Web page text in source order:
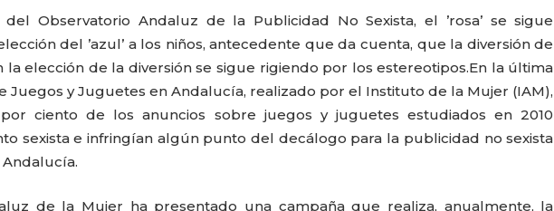
Observatorio Andaluz de la Publicidad No Sexista, el ’rosa’ se sigue
del ’azul’ a los niños, antecedente que da cuenta, que la diversión de
la elección de la diversión se sigue rigiendo por los estereotipos.En la última
Juegos y Juguetes en Andalucía, realizado por el Instituto de la Mujer (IAM),
ciento de los anuncios sobre juegos y juguetes estudiados en 2010
sexista e infringían algún punto del decálogo para la publicidad no sexista
de la Mujer ha presentado una campaña que realiza, anualmente, la